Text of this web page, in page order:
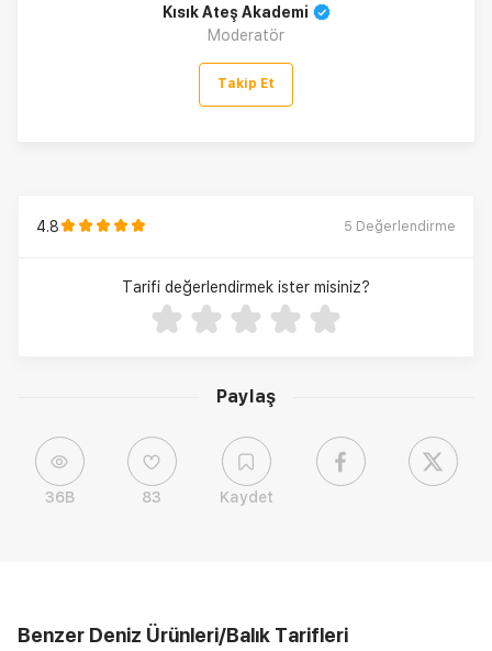
Paylaş
36B 83 Kaydet
Kısık Ateş Akademi
Moderatör
Takip Et
4.8 5 Değerlendirme
Tarifi değerlendirmek ister misiniz?
Benzer Deniz Ürünleri/Balık Tarifleri